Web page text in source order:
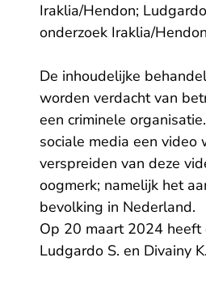
Iraklia/Hendon;
onderzoek Iraklia/
De inhoudelijke
worden verdacht van
een criminele
sociale media een
verspreiden van deze
oogmerk; namelijk het
bevolking in Nederland.
Op 20 maart 2024 heeft
Ludgardo S. en Divainy